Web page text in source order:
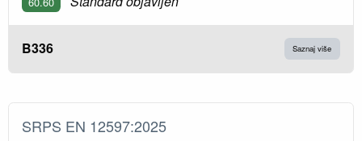
B336 Saznaj više
SRPS EN 12597:2025